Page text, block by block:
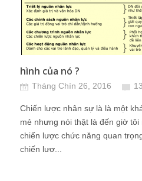
hình của nó ?
Tháng Chín 26, 2016
Chiến lược nhân sự là là một
mẻ nhưng nói thật là đến giờ
chiến lược chức năng quan
chiến lươ...